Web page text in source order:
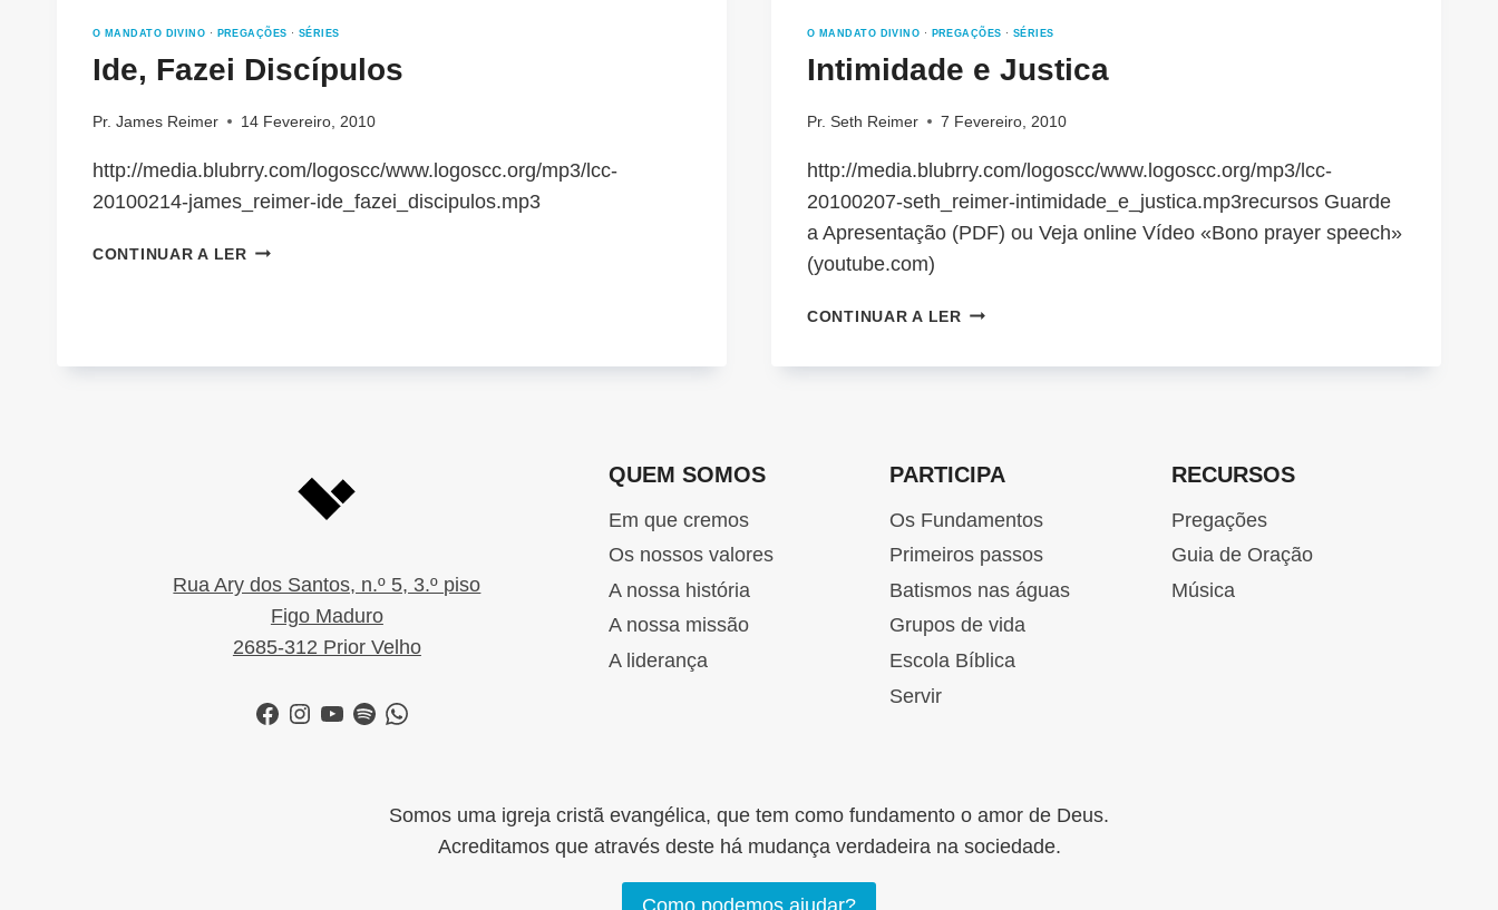
O MANDATO DIVINO · PREGAÇÕES · SÉRIES
Ide, Fazei Discípulos
Pr. James Reimer 14 Fevereiro, 2010
http://media.blubrry.com/logoscc/www.logoscc.org/mp3/lcc-
20100214-james_reimer-ide_fazei_discipulos.mp3
CONTINUAR A LERIDE,
O MANDATO DIVINO · PREGAÇÕES · SÉRIES
Intimidade e Justica
Pr. Seth Reimer 7 Fevereiro, 2010
http://media.blubrry.com/logoscc/www.logoscc.org/mp3/lcc-
20100207-seth_reimer-intimidade_e_justica.mp3recursos Guarde
a Apresentação (PDF) ou Veja online Vídeo «Bono prayer speech»
(youtube.com)
CONTINUAR A LERINTIMIDADE
Rua Ary dos Santos, n.º 5, 3.º piso
Figo Maduro
2685-312 Prior Velho
Facebook
Instagram
YouTube
SpotifyWhatsApp
QUEM SOMOS
Em que cremos
Os nossos valores
A nossa história
A nossa missão
A liderança
PARTICIPA
Os Fundamentos
Primeiros passos
Batismos nas águas
Grupos de vida
Escola Bíblica
Servir
RECURSOS
Pregações
Guia de Oração
Música
Somos uma igreja cristã evangélica, que tem como fundamento o amor de Deus.
Acreditamos que através deste há mudança verdadeira na sociedade.